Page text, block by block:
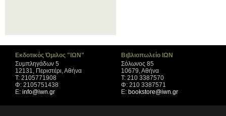
Εκδοτικός Όμιλος "ΙΩΝ"
Συμπληγάδων 5
12131, Περιστέρι, Αθήνα
Τ: 2105771908
Φ: 2105751438
Ε: info@iwn.gr
Βιβλιοπωλείο ΙΩΝ
Σόλωνος 85
10679, Αθήνα
Τ: 210 3387570
Φ: 210 3387571
Ε: bookstore@iwn.gr